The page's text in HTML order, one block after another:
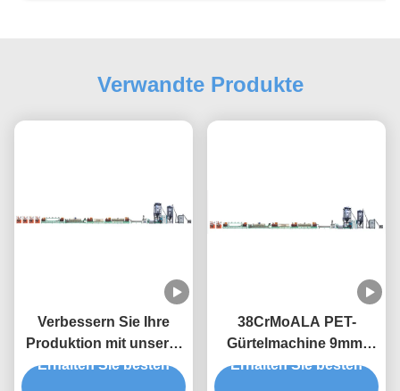
Verwandte Produkte
Verbessern Sie Ihre
Produktion mit unserer
hochleistungsfähigen
Erhalten Sie besten
38CrMoALA PET-
Gürtelmachine 9mm-
Gürtelbandmachine
Erhalten Sie besten